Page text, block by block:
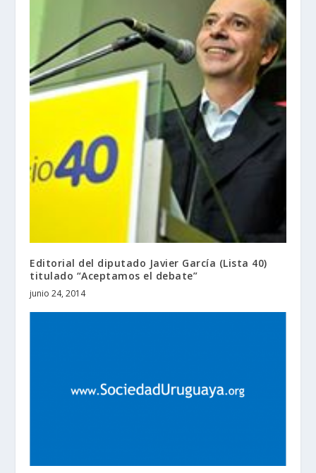
Editorial del diputado Javier García (Lista 40)
titulado “Aceptamos el debate”
junio 24, 2014